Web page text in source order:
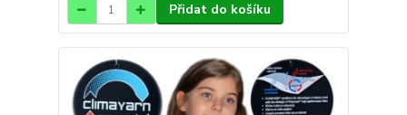
Přidat do košíku